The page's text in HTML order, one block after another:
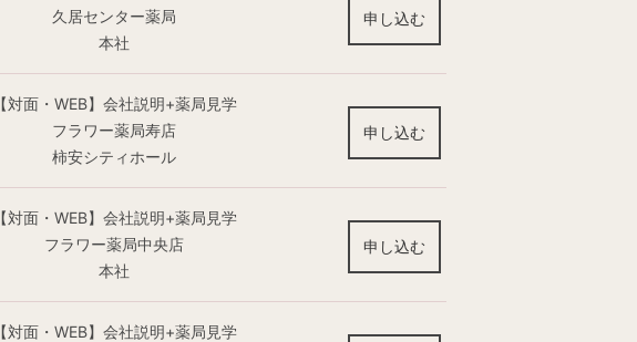
久居センター薬局
本社
申し込む
【対面・WEB】会社説明+薬局見学
フラワー薬局寿店
柿安シティホール
申し込む
【対面・WEB】会社説明+薬局見学
フラワー薬局中央店
本社
申し込む
【対面・WEB】会社説明+薬局見学